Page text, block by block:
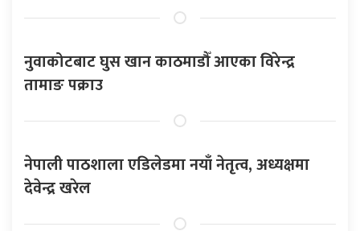
नुवाकोटबाट घुस खान काठमाडौँ आएका विरेन्द्र
तामाङ पक्राउ
नेपाली पाठशाला एडिलेडमा नयाँ नेतृत्व, अध्यक्षमा
देवेन्द्र खरेल